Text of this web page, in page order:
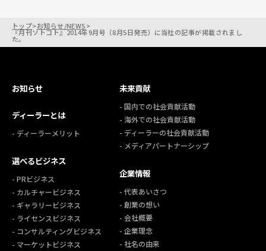
トップ>お知らせ/NEWS>
『月刊ソトコト』2014年9月号（8月5日発売）に当社の記事が掲載されまし
た。
お知らせ
ディーラーとは
- ディーラーメリット
選べるビジネス
- PRビジネス
- カルチャービジネス
- ギャラリービジネス
- ライセンスビジネス
- コンサルティングビジネス
- マーケットビジネス
未来貢献
- 国内での社会貢献活動
- 海外での社会貢献活動
- ディーラーの社会貢献活動
- メディアパートナーシップ
企業情報
- 代表あいさつ
- 創業の想い
- 会社概要
- 企業理念
- 社名の由来